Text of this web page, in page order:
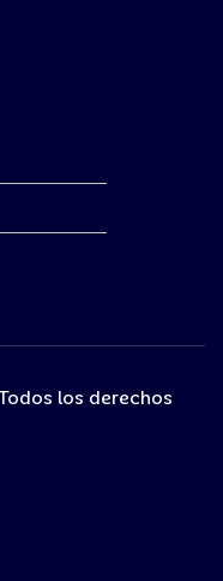
los derechos